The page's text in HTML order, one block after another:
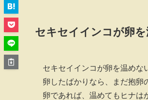
セキセイインコが卵
セキセイインコが卵を温めな
卵したばかりなら、まだ抱卵
卵であれば、温めてもヒナは